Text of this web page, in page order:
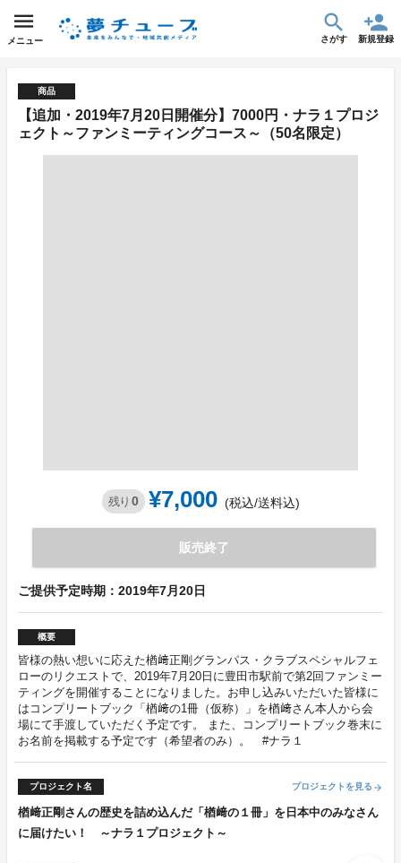
メニュー さがす 新規登録
商品
【追加・2019年7月20日開催分】7000円・ナラ１プロジ
ェクト～ファンミーティングコース～（50名限定）
残り 0 ¥7,000 (税込/送料込)
販売終了
ご提供予定時期：2019年7月20日
概要
皆様の熱い想いに応えた楢﨑正剛グランパス・クラブスペシャルフェ
ローのリクエストで、2019年7月20日に豊田市駅前で第2回ファンミー
ティングを開催することになりました。お申し込みいただいた皆様に
はコンプリートブック「楢﨑の1冊（仮称）」を楢﨑さん本人から会
場にて手渡していただく予定です。 また、コンプリートブック巻末に
お名前を掲載する予定です（希望者のみ）。 #ナラ１
プロジェクト名 プロジェクトを見る arrow_forward
楢﨑正剛さんの歴史を詰め込んだ「楢﨑の１冊」を日本中のみなさん
に届けたい！ ～ナラ１プロジェクト～